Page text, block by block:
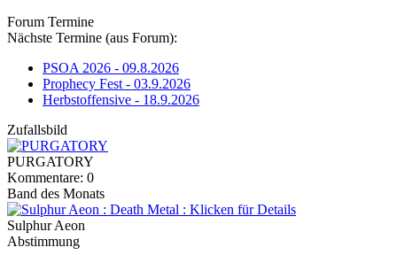
Forum Termine
Nächste Termine (aus Forum):
PSOA 2026 - 09.8.2026
Prophecy Fest - 03.9.2026
Herbstoffensive - 18.9.2026
Zufallsbild
PURGATORY
Kommentare: 0
Band des Monats
Sulphur Aeon
Abstimmung